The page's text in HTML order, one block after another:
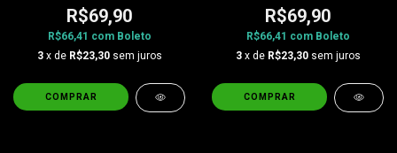
R$69,90
R$66,41 com Boleto
3 x de R$23,30 sem juros
COMPRAR
R$69,90
R$66,41 com Boleto
3 x de R$23,30 sem juros
COMPRAR